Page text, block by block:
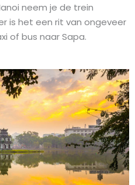
neem je de trein
is het een rit van ongeveer
of bus naar Sapa.